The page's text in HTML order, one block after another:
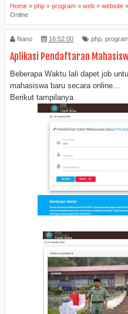
Home » php » program » web » website »
Online
Nano 16:52:00 php
Aplikasi Pendaftaran
Beberapa Waktu lali dapet job
mahasiswa baru secara online...
Berikut tampilanya